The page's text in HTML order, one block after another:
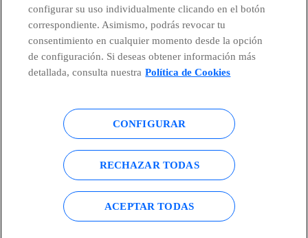
Centro Global Transparencia
Política de cookies Aviso legal
Accesibilidad Política de privacidad
Mapa del sitio
configurar su uso individualmente clicando en el botón
correspondiente. Asimismo, podrás revocar tu
consentimiento en cualquier momento desde la opción
de configuración. Si deseas obtener información más
detallada, consulta nuestra Política de Cookies
CONFIGURAR
RECHAZAR TODAS
ACEPTAR TODAS